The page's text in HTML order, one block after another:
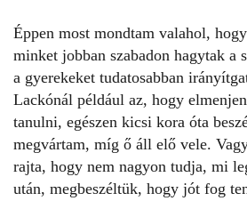
Éppen most mondtam valahol,
minket jobban szabadon hagytak a
a gyerekeket tudatosabban
Lackónál például az, hogy
tanulni, egészen kicsi kora óta
megvártam, míg ő áll elő vele.
rajta, hogy nem nagyon tudja, mi
után, megbeszéltük, hogy jót fog